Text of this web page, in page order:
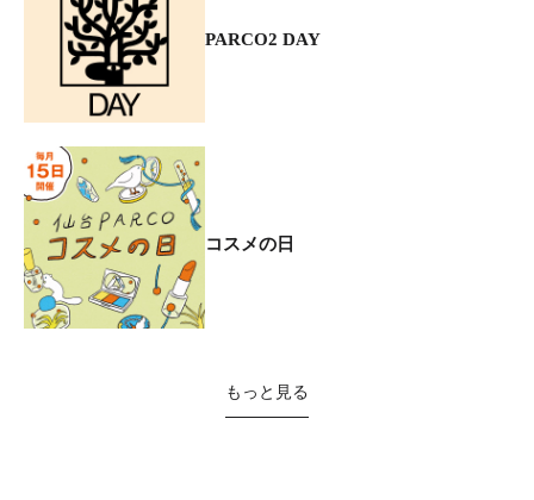
PARCO2 DAY
コスメの日
もっと見る